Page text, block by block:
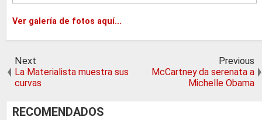
Ver galería de fotos aquí...
Next
La Materialista muestra sus
curvas
Previous
McCartney da serenata a
Michelle Obama
RECOMENDADOS